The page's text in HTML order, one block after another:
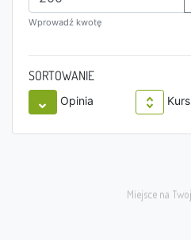
Wprowadź kwotę
SORTOWANIE
Opinia Kurs